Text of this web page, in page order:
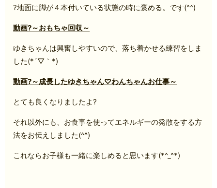
?地面に脚が４本付いている状態の時に褒める。です(^^)
動画?～おもちゃ回収～
ゆきちゃんは興奮しやすいので、落ち着かせる練習をしま
した(*´▽｀*)
動画?～成長したゆきちゃん♡わんちゃんお仕事～
とても良くなりましたよ?
それ以外にも、お食事を使ってエネルギーの発散をする方
法をお伝えしました(^^)
これならお子様も一緒に楽しめると思います(*^_^*)